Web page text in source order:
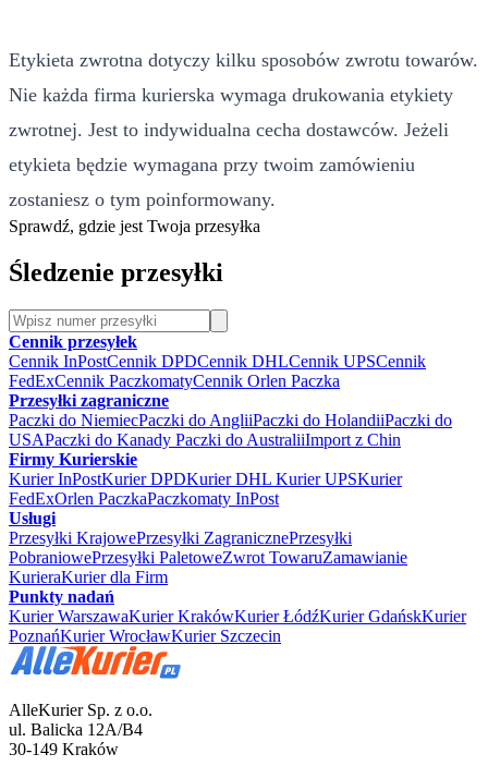
Etykieta zwrotna dotyczy kilku sposobów zwrotu towarów.
Nie każda firma kurierska wymaga drukowania etykiety
zwrotnej. Jest to indywidualna cecha dostawców. Jeżeli
etykieta będzie wymagana przy twoim zamówieniu
zostaniesz o tym poinformowany.
Sprawdź, gdzie jest Twoja przesyłka
Śledzenie przesyłki
Cennik przesyłek
Cennik InPostCennik DPDCennik DHLCennik UPSCennik
FedExCennik PaczkomatyCennik Orlen Paczka
Przesyłki zagraniczne
Paczki do NiemiecPaczki do AngliiPaczki do HolandiiPaczki do
USAPaczki do Kanady Paczki do AustraliiImport z Chin
Firmy Kurierskie
Kurier InPostKurier DPDKurier DHL Kurier UPSKurier
FedExOrlen PaczkaPaczkomaty InPost
Usługi
Przesyłki KrajowePrzesyłki ZagranicznePrzesyłki
PobraniowePrzesyłki PaletoweZwrot TowaruZamawianie
KurieraKurier dla Firm
Punkty nadań
Kurier WarszawaKurier KrakówKurier ŁódźKurier GdańskKurier
PoznańKurier WrocławKurier Szczecin
AlleKurier Sp. z o.o.
ul. Balicka 12A/B4
30-149 Kraków